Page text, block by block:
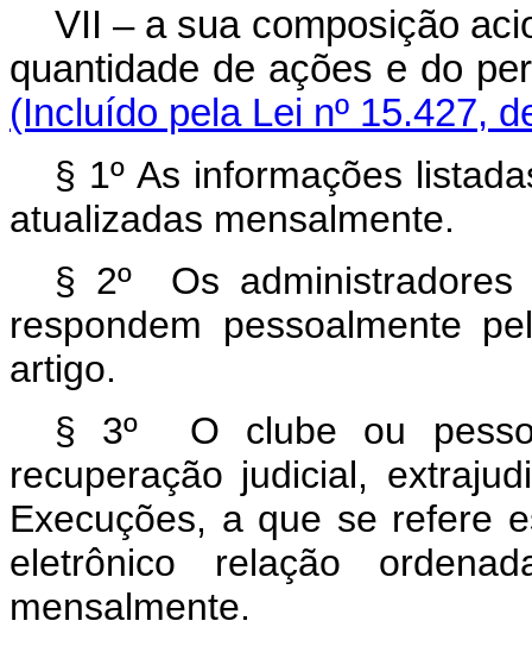
VII – a sua composição
quantidade de ações e do
(Incluído pela Lei nº 15.427,
§ 1º As informações
atualizadas mensalmente.
§ 2º Os administradores
respondem pessoalmente
artigo.
§ 3º O clube ou
recuperação judicial,
Execuções, a que se refere
eletrônico relação
mensalmente.